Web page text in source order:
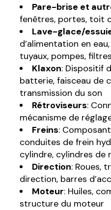
Pare-brise et
fenêtres, portes, toit
Lave-glace/
d’alimentation en
tuyaux, pompes,
Klaxon: Dispositif
batterie, faisceau de
transmission du son
Rétroviseurs:
mécanisme de
Freins:
conduites de frein
cylindre, cylindres de
Direction: Roues,
direction, barres
Moteur: Huiles,
structure du moteur